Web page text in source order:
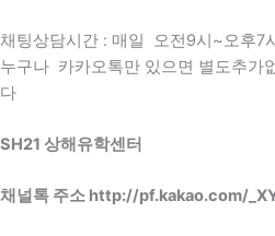
채팅상담시간 : 매일 오전9시~오후7
누구나 카카오톡만 있으면 별도추가
다
SH21 상해유학센터
채널톡 주소 http://pf.kakao.com/